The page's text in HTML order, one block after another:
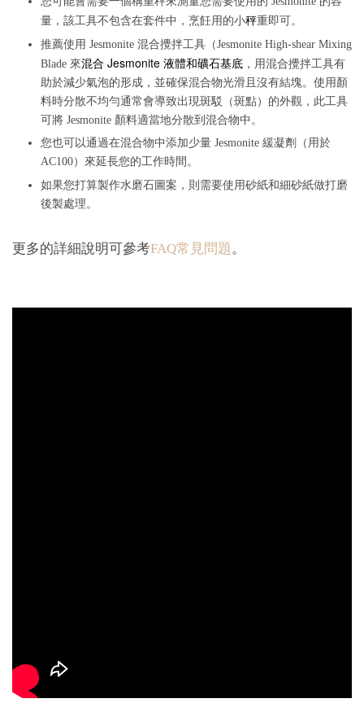
量，該工具不包含在套件中，烹飪用的小秤重即可。
推薦使用 Jesmonite 混合攪拌工具（Jesmonite High-shear Mixing
Blade 來混合 Jesmonite 液體和礦石基底 ，用混合攪拌工具有
助於減少氣泡的形成，並確保混合物光滑且沒有結塊。使用顏
料時分散不均勻通常會導致出現斑駁（斑點）的外觀，此工具
可將 Jesmonite 顏料適當地分散到混合物中。
您也可以通過在混合物中添加少量 Jesmonite 緩凝劑（用於
AC100）來延長您的工作時間。
如果您打算製作水磨石圖案，則需要使用砂紙和細砂紙做打磨
後製處理。
更多的詳細說明可參考FAQ常見問題。